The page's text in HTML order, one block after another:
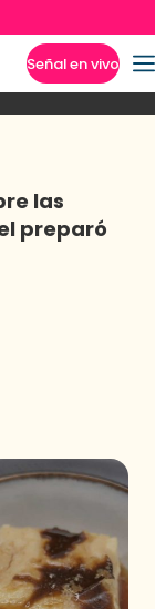
Señal en vivo
anteriores
las
preparó